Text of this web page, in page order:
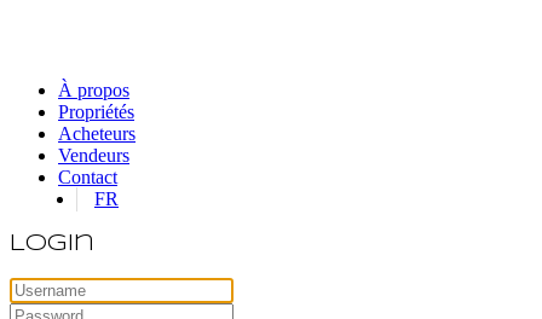
À propos
Propriétés
Acheteurs
Vendeurs
Contact
FR
Login